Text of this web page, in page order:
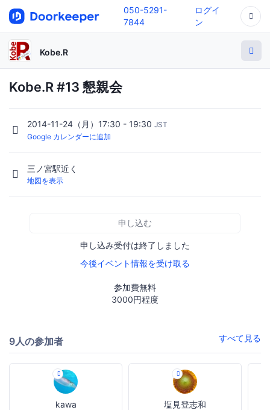
050-5291-
7844
ログイ
ン
Kobe.R
Kobe.R #13 懇親会
2014-11-24（月）17:30 - 19:30 JST
Google カレンダーに追加
三ノ宮駅近く
地図を表示
申し込む
申し込み受付は終了しました
今後イベント情報を受け取る
参加費無料
3000円程度
9人の参加者 すべて見る
kawa 塩見登志和